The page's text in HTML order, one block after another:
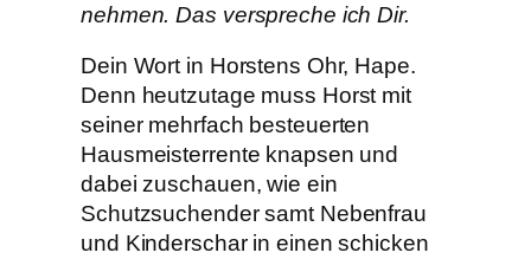
nehmen. Das verspreche ich Dir.
Dein Wort in Horstens Ohr, Hape.
Denn heutzutage muss Horst mit
seiner mehrfach besteuerten
Hausmeisterrente knapsen und
dabei zuschauen, wie ein
Schutzsuchender samt Nebenfrau
und Kinderschar in einen schicken